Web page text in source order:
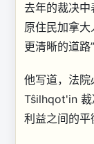
去年的裁决中
原住民加拿
更清晰的道路”
他写道，法
Tŝilhqot'in 裁
利益之间的平